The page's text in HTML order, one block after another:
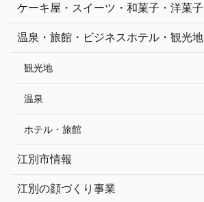
ケーキ屋・スイーツ・和菓子・洋菓子
温泉・旅館・ビジネスホテル・観光地
観光地
温泉
ホテル・旅館
江別市情報
江別の顔づくり事業